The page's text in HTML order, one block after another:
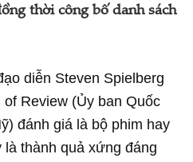
thời công bố danh sách
diễn Steven Spielberg
Review (Ủy ban Quốc
đánh giá là bộ phim hay
là thành quả xứng đáng